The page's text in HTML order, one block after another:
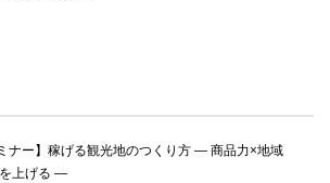
ナー】稼げる観光地のつくり方 ― 商品力×地域
上げる ―